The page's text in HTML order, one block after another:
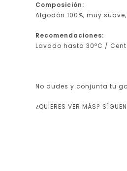
Composición:
Algodón 100%, muy
Recomendaciones:
Lavado hasta 30ºC /
No dudes y conjunta tu
¿QUIERES VER MÁS?